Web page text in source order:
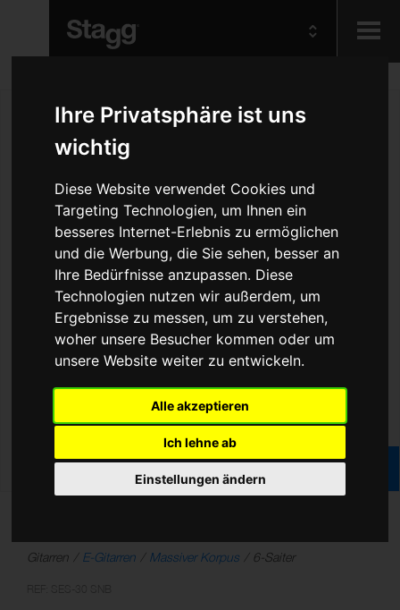
Ihre Privatsphäre ist uns
wichtig
Diese Website verwendet Cookies und
Targeting Technologien, um Ihnen ein
besseres Internet-Erlebnis zu ermöglichen
und die Werbung, die Sie sehen, besser an
Ihre Bedürfnisse anzupassen. Diese
Technologien nutzen wir außerdem, um
Ergebnisse zu messen, um zu verstehen,
woher unsere Besucher kommen oder um
unsere Website weiter zu entwickeln.
Alle akzeptieren
Ich lehne ab
Einstellungen ändern
Gitarren E-Gitarren Massiver Korpus 6-Saiter